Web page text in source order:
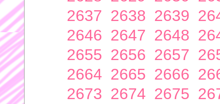
2637 2638 2639
2646 2647 2648
2655 2656 2657
2664 2665 2666
2673 2674 2675